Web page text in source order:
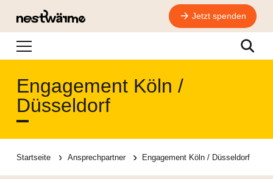
Jetzt spenden
Navigation Suche
Engagement Köln /
Düsseldorf
Startseite Ansprechpartner Engagement Köln / Düsseldorf